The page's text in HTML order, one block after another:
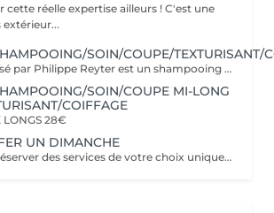
cette réelle expertise ailleurs ! C'est une
extérieur...
SOIN/COUPE/TEXTURISANT/
La formule proposé par Philippe Reyter est un shampooing adapté, une coupe et un brushing selon votre souhait.Pour votre shampooing nous effectuerons un massage du cuir chevelu. Avant de commencer, Philippe vous proposera un pré-diagnostic de structure de coupe afin de mieux vous connaitre et de vous faire des propositions.
SOIN/COUPE MI-LONG
COIFFAGE
LONGS 28€
UN DIMANCHE
Il est possible de réserver des services de votre choix uniquement avec PHILIPPE les Dimanches, veuillez nous contacter pour votre demande.